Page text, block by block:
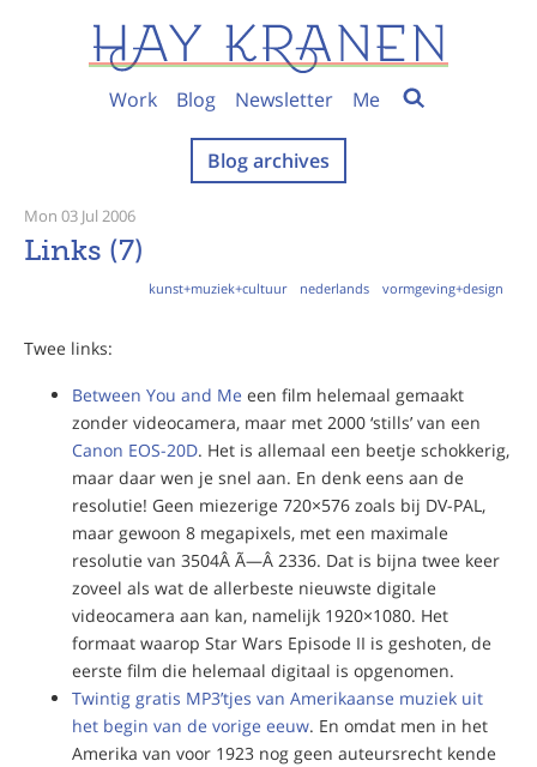
Work Blog Newsletter Me
Blog archives
Mon 03 Jul 2006
Links (7)
kunst+muziek+cultuur nederlands vormgeving+design
Twee links:
Between You and Me een film helemaal gemaakt
zonder videocamera, maar met 2000 ‘stills’ van een
Canon EOS-20D. Het is allemaal een beetje schokkerig,
maar daar wen je snel aan. En denk eens aan de
resolutie! Geen miezerige 720×576 zoals bij DV-PAL,
maar gewoon 8 megapixels, met een maximale
resolutie van 3504Â Ã—Â 2336. Dat is bijna twee keer
zoveel als wat de allerbeste nieuwste digitale
videocamera aan kan, namelijk 1920×1080. Het
formaat waarop Star Wars Episode II is geshoten, de
eerste film die helemaal digitaal is opgenomen.
Twintig gratis MP3’tjes van Amerikaanse muziek uit
het begin van de vorige eeuw. En omdat men in het
Amerika van voor 1923 nog geen auteursrecht kende